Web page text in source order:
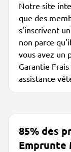
Notre site
que des
s'inscrivent
non parce
vous avez un
Garantie
assistance
85% des
Emprunte